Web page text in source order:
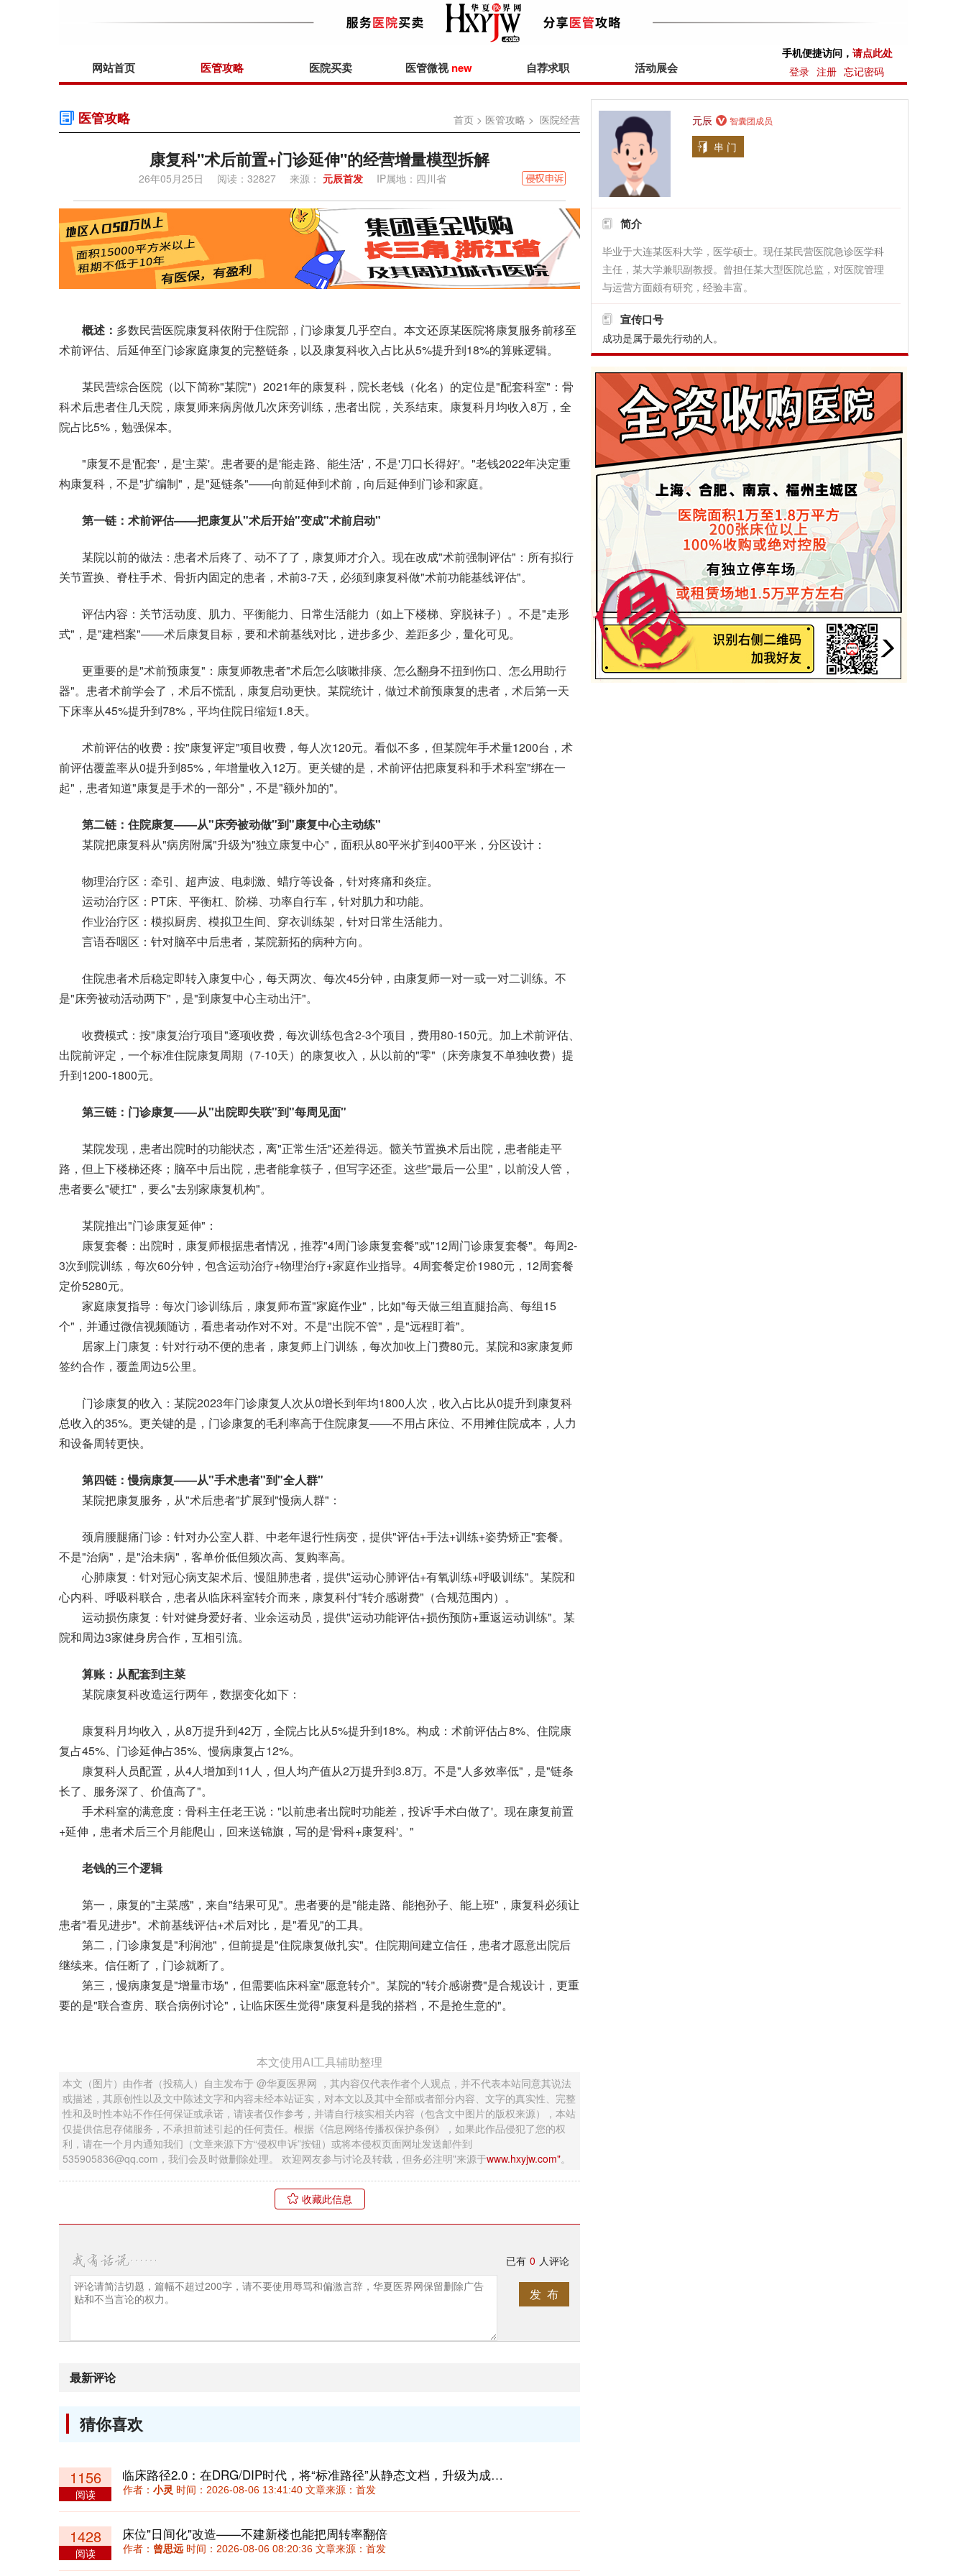
网站首页 医管攻略 医院买卖 医管微视new 自荐求职 活动展会
手机便捷访问， 请点此处
登录 注册 忘记密码
医管攻略 首页 > 医管攻略 > 医院经营
康复科"术后前置+门诊延伸"的经营增量模型拆解
26年05月25日 阅读：32827 来源： 元辰首发 IP属地：四川省
概述： 多数民营医院康复科依附于住院部，门诊康复几乎空白。本文还原某医院将康复服务前移至
术前评估、后延伸至门诊家庭康复的完整链条，以及康复科收入占比从5%提升到18%的算账逻辑。
某民营综合医院（以下简称"某院"）2021年的康复科，院长老钱（化名）的定位是"配套科室"：骨
科术后患者住几天院，康复师来病房做几次床旁训练，患者出院，关系结束。康复科月均收入8万，全
院占比5%，勉强保本。
"康复不是'配套'，是'主菜'。患者要的是'能走路、能生活'，不是'刀口长得好'。"老钱2022年决定重
构康复科，不是"扩编制"，是"延链条"——向前延伸到术前，向后延伸到门诊和家庭。
第一链：术前评估——把康复从"术后开始"变成"术前启动"
某院以前的做法：患者术后疼了、动不了了，康复师才介入。现在改成"术前强制评估"：所有拟行
关节置换、脊柱手术、骨折内固定的患者，术前3-7天，必须到康复科做"术前功能基线评估"。
评估内容：关节活动度、肌力、平衡能力、日常生活能力（如上下楼梯、穿脱袜子）。不是"走形
式"，是"建档案"——术后康复目标，要和术前基线对比，进步多少、差距多少，量化可见。
更重要的是"术前预康复"：康复师教患者"术后怎么咳嗽排痰、怎么翻身不扭到伤口、怎么用助行
器"。患者术前学会了，术后不慌乱，康复启动更快。某院统计，做过术前预康复的患者，术后第一天
下床率从45%提升到78%，平均住院日缩短1.8天。
术前评估的收费：按"康复评定"项目收费，每人次120元。看似不多，但某院年手术量1200台，术
前评估覆盖率从0提升到85%，年增量收入12万。更关键的是，术前评估把康复科和手术科室"绑在一
起"，患者知道"康复是手术的一部分"，不是"额外加的"。
第二链：住院康复——从"床旁被动做"到"康复中心主动练"
某院把康复科从"病房附属"升级为"独立康复中心"，面积从80平米扩到400平米，分区设计：
物理治疗区：牵引、超声波、电刺激、蜡疗等设备，针对疼痛和炎症。
运动治疗区：PT床、平衡杠、阶梯、功率自行车，针对肌力和功能。
作业治疗区：模拟厨房、模拟卫生间、穿衣训练架，针对日常生活能力。
言语吞咽区：针对脑卒中后患者，某院新拓的病种方向。
住院患者术后稳定即转入康复中心，每天两次、每次45分钟，由康复师一对一或一对二训练。不
是"床旁被动活动两下"，是"到康复中心主动出汗"。
收费模式：按"康复治疗项目"逐项收费，每次训练包含2-3个项目，费用80-150元。加上术前评估、
出院前评定，一个标准住院康复周期（7-10天）的康复收入，从以前的"零"（床旁康复不单独收费）提
升到1200-1800元。
第三链：门诊康复——从"出院即失联"到"每周见面"
某院发现，患者出院时的功能状态，离"正常生活"还差得远。髋关节置换术后出院，患者能走平
路，但上下楼梯还疼；脑卒中后出院，患者能拿筷子，但写字还歪。这些"最后一公里"，以前没人管，
患者要么"硬扛"，要么"去别家康复机构"。
某院推出"门诊康复延伸"：
康复套餐：出院时，康复师根据患者情况，推荐"4周门诊康复套餐"或"12周门诊康复套餐"。每周2-
3次到院训练，每次60分钟，包含运动治疗+物理治疗+家庭作业指导。4周套餐定价1980元，12周套餐
定价5280元。
家庭康复指导：每次门诊训练后，康复师布置"家庭作业"，比如"每天做三组直腿抬高、每组15
个"，并通过微信视频随访，看患者动作对不对。不是"出院不管"，是"远程盯着"。
居家上门康复：针对行动不便的患者，康复师上门训练，每次加收上门费80元。某院和3家康复师
签约合作，覆盖周边5公里。
门诊康复的收入：某院2023年门诊康复人次从0增长到年均1800人次，收入占比从0提升到康复科
总收入的35%。更关键的是，门诊康复的毛利率高于住院康复——不用占床位、不用摊住院成本，人力
和设备周转更快。
第四链：慢病康复——从"手术患者"到"全人群"
某院把康复服务，从"术后患者"扩展到"慢病人群"：
颈肩腰腿痛门诊：针对办公室人群、中老年退行性病变，提供"评估+手法+训练+姿势矫正"套餐。
不是"治病"，是"治未病"，客单价低但频次高、复购率高。
心肺康复：针对冠心病支架术后、慢阻肺患者，提供"运动心肺评估+有氧训练+呼吸训练"。某院和
心内科、呼吸科联合，患者从临床科室转介而来，康复科付"转介感谢费"（合规范围内）。
运动损伤康复：针对健身爱好者、业余运动员，提供"运动功能评估+损伤预防+重返运动训练"。某
院和周边3家健身房合作，互相引流。
算账：从配套到主菜
某院康复科改造运行两年，数据变化如下：
康复科月均收入，从8万提升到42万，全院占比从5%提升到18%。构成：术前评估占8%、住院康
复占45%、门诊延伸占35%、慢病康复占12%。
康复科人员配置，从4人增加到11人，但人均产值从2万提升到3.8万。不是"人多效率低"，是"链条
长了、服务深了、价值高了"。
手术科室的满意度：骨科主任老王说："以前患者出院时功能差，投诉'手术白做了'。现在康复前置
+延伸，患者术后三个月能爬山，回来送锦旗，写的是'骨科+康复科'。"
老钱的三个逻辑
第一，康复的"主菜感"，来自"结果可见"。患者要的是"能走路、能抱孙子、能上班"，康复科必须让
患者"看见进步"。术前基线评估+术后对比，是"看见"的工具。
第二，门诊康复是"利润池"，但前提是"住院康复做扎实"。住院期间建立信任，患者才愿意出院后
继续来。信任断了，门诊就断了。
第三，慢病康复是"增量市场"，但需要临床科室"愿意转介"。某院的"转介感谢费"是合规设计，更重
要的是"联合查房、联合病例讨论"，让临床医生觉得"康复科是我的搭档，不是抢生意的"。
本文使用AI工具辅助整理
本文（图片）由作者（投稿人）自主发布于 @华夏医界网 ，其内容仅代表作者个人观点，并不代表本站同意其说法
或描述，其原创性以及文中陈述文字和内容未经本站证实，对本文以及其中全部或者部分内容、文字的真实性、完整
性和及时性本站不作任何保证或承诺，请读者仅作参考，并请自行核实相关内容（包含文中图片的版权来源），本站
仅提供信息存储服务，不承担前述引起的任何责任。根据《信息网络传播权保护条例》，如果此作品侵犯了您的权
利，请在一个月内通知我们（文章来源下方“侵权申诉”按钮）或将本侵权页面网址发送邮件到
535905836@qq.com，我们会及时做删除处理。 欢迎网友参与讨论及转载，但务必注明"来源于www.hxyjw.com"。
收藏此信息
已有 0 人评论
发 布
最新评论
猜你喜欢
1156
阅读
临床路径2.0：在DRG/DIP时代，将“标准路径”从静态文档，升级为成本与质量的动态“驾驶舱”
作者： 小灵 时间：2026-08-06 13:41:40 文章来源：首发
1428
阅读
床位"日间化"改造——不建新楼也能把周转率翻倍
作者： 曾思远 时间：2026-08-06 08:20:36 文章来源：首发
元辰 智囊团成员
串 门
简介
毕业于大连某医科大学，医学硕士。现任某民营医院急诊医学科
主任，某大学兼职副教授。曾担任某大型医院总监，对医院管理
与运营方面颇有研究，经验丰富。
宣传口号
成功是属于最先行动的人。